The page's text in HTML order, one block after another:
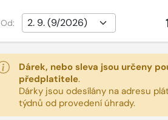
Od:
Dárek, nebo sleva jsou určeny
předplatitele.
Dárky jsou odesílány na adresu
týdnů od provedení úhrady.